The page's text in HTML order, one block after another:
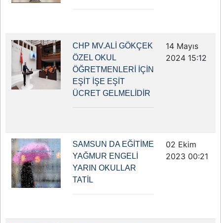
CHP MV.ALİ GÖKÇEK
ÖZEL OKUL
ÖĞRETMENLERİ İÇİN
EŞİT İŞE EŞİT
ÜCRET GELMELİDİR
14 Mayıs
2024 15:12
SAMSUN DA EĞİTİME
YAĞMUR ENGELİ
YARIN OKULLAR
TATİL
02 Ekim
2023 00:21